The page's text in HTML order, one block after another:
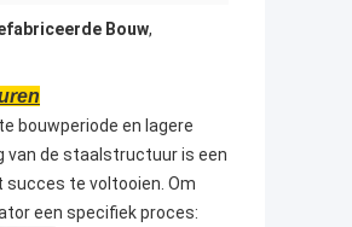
Bouw,
bouwperiode en lagere
van de staalstructuur is een
succes te voltooien. Om
een specifiek proces: